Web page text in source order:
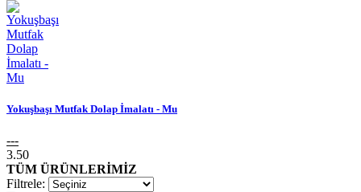
Yokuşbaşı Mutfak Dolap İmalatı - Mu
---
3.50
TÜM ÜRÜNLERİMİZ
Filtrele: